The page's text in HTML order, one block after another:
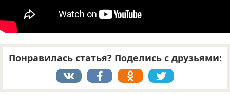
Понравилась статья? Поделись с друзьями: